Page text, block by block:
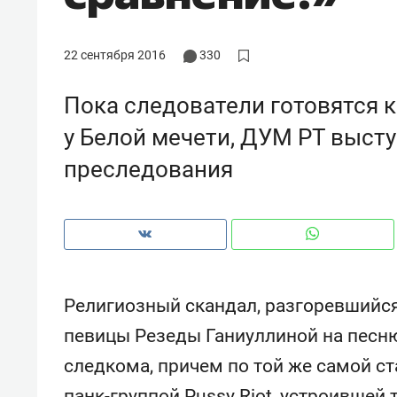
22 сентября 2016 330
Пока следователи готовятся
у Белой мечети, ДУМ РТ
преследования
Религиозный скандал,
певицы Резеды Ганиуллиной на
следкома, причем по той же самой
Падел, фитнес, танцы и даже
ниндзя-зал: как ТРЦ «Франт»
стал Меккой для любителей
когда